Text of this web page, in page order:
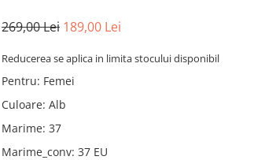
269,00 Lei 189,00 Lei
Reducerea se aplica in limita stocului disponibil
Pentru: Femei
Culoare: Alb
Marime: 37
Marime_conv: 37 EU